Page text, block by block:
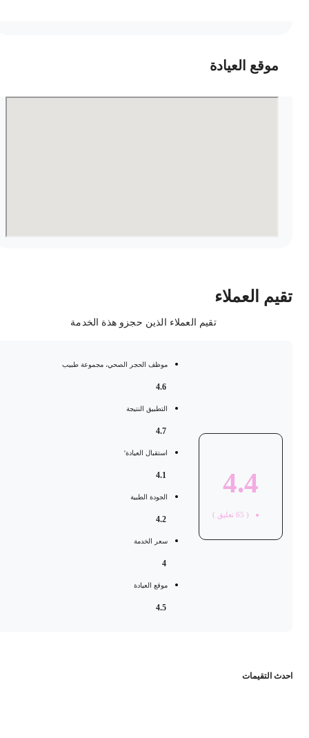
موقع العيادة
العملاء
تقيم العملاء الذين حجزو هذة الخدمة
4.4
65 تعليق )
موظف الحجر الصحي، مجموعة طبيب
التطبيق النتيجة
استقبال العيادة'
الجودة الطبية
سعر الخدمة
موقع العيادة
التقيمات